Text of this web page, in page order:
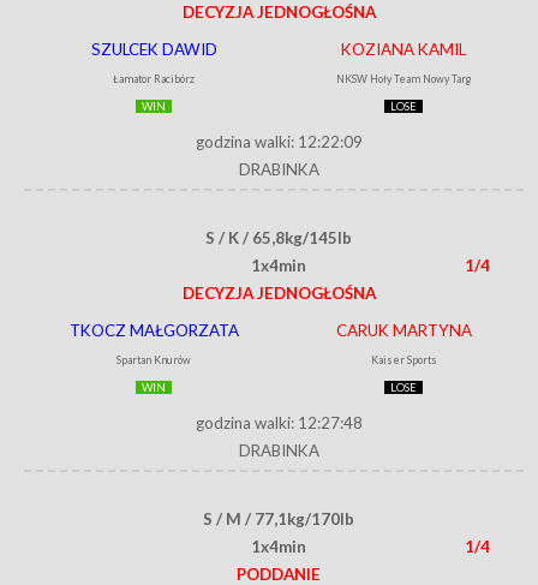
DECYZJA JEDNOGŁOŚNA
SZULCEK DAWID
Łamator Racibórz
WIN
KOZIANA KAMIL
NKSW Hoły Team Nowy Targ
LOSE
godzina walki: 12:22:09
DRABINKA
S / K / 65,8kg/145lb
1x4min
1/4
DECYZJA JEDNOGŁOŚNA
TKOCZ MAŁGORZATA
Spartan Knurów
WIN
CARUK MARTYNA
Kaiser Sports
LOSE
godzina walki: 12:27:48
DRABINKA
S / M / 77,1kg/170lb
1x4min
1/4
PODDANIE